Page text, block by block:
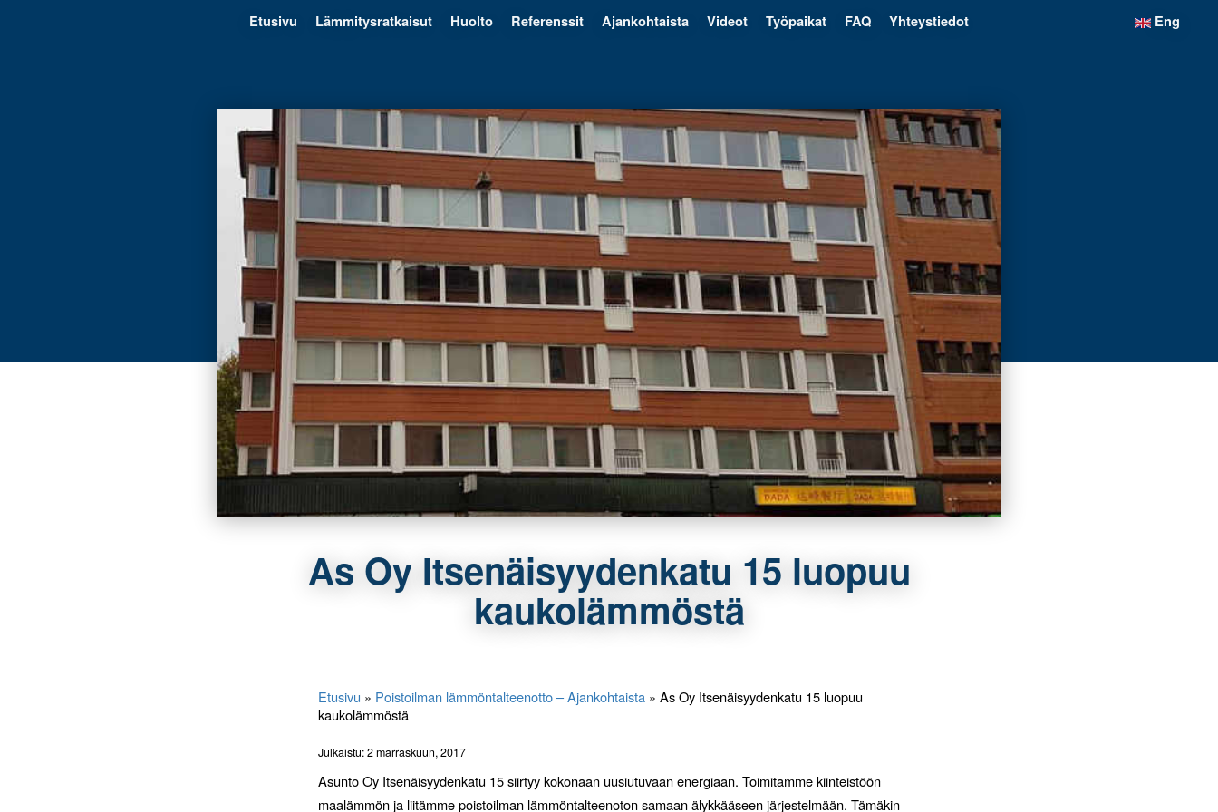
Etusivu Lämmitysratkaisut Huolto Referenssit Ajankohtaista Videot Työpaikat FAQ Yhteystiedot Eng
As Oy Itsenäisyydenkatu 15 luopuu
kaukolämmöstä
Etusivu » Poistoilman lämmöntalteenotto – Ajankohtaista » As Oy Itsenäisyydenkatu 15 luopuu
kaukolämmöstä
Julkaistu: 2 marraskuun, 2017
Asunto Oy Itsenäisyydenkatu 15 siirtyy kokonaan uusiutuvaan energiaan. Toimitamme kiinteistöön
maalämmön ja liitämme poistoilman lämmöntalteenoton samaan älykkääseen järjestelmään. Tämäkin